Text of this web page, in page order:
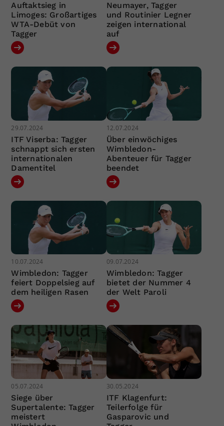
Auftaktsieg in
Limoges: Großartiges
WTA-Debüt von
Tagger
Neumayer, Tagger
und Routinier Legner
zeigen international
auf
29.07.2024
ITF Viserba: Tagger
schnappt sich ersten
internationalen
Damentitel
12.07.2024
Über einwöchiges
Wimbledon-
Abenteuer für Tagger
beendet
10.07.2024
Wimbledon: Tagger
feiert Doppelsieg auf
dem heiligen Rasen
09.07.2024
Wimbledon: Tagger
bietet der Nummer 4
der Welt Paroli
05.07.2024
Siege über
Supertalente: Tagger
meistert
30.05.2024
ITF Klagenfurt:
Teilerfolge für
Gasparovic und